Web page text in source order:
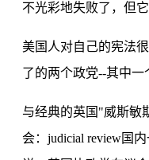
不光彩地失败了，但
美国人对自己的宪法
了的两个政党--其中一
与经典的英国"威斯敏
会：judicial review国